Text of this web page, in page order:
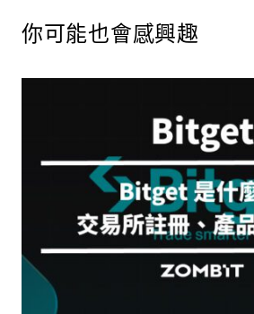
你可能也會感興趣